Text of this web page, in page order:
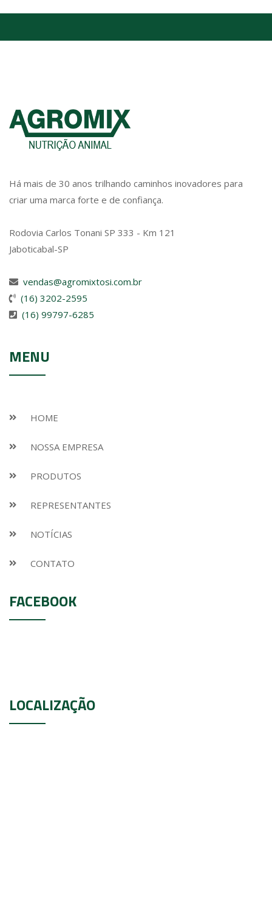
Há mais de 30 anos trilhando caminhos inovadores para
criar uma marca forte e de confiança.
Rodovia Carlos Tonani SP 333 - Km 121
Jaboticabal-SP
vendas@agromixtosi.com.br
(16) 3202-2595
(16) 99797-6285
MENU
HOME
NOSSA EMPRESA
PRODUTOS
REPRESENTANTES
NOTÍCIAS
CONTATO
FACEBOOK
LOCALIZAÇÃO